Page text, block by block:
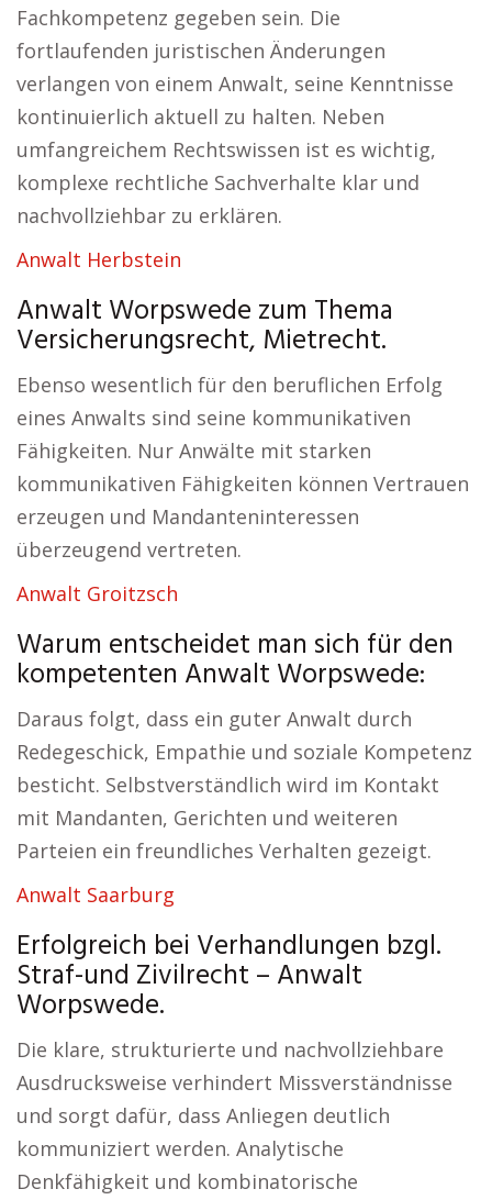
Fachkompetenz gegeben sein. Die
fortlaufenden juristischen Änderungen
verlangen von einem Anwalt, seine Kenntnisse
kontinuierlich aktuell zu halten. Neben
umfangreichem Rechtswissen ist es wichtig,
komplexe rechtliche Sachverhalte klar und
nachvollziehbar zu erklären.
Anwalt Herbstein
Anwalt Worpswede zum Thema
Versicherungsrecht, Mietrecht.
Ebenso wesentlich für den beruflichen Erfolg
eines Anwalts sind seine kommunikativen
Fähigkeiten. Nur Anwälte mit starken
kommunikativen Fähigkeiten können Vertrauen
erzeugen und Mandanteninteressen
überzeugend vertreten.
Anwalt Groitzsch
Warum entscheidet man sich für den
kompetenten Anwalt Worpswede:
Daraus folgt, dass ein guter Anwalt durch
Redegeschick, Empathie und soziale Kompetenz
besticht. Selbstverständlich wird im Kontakt
mit Mandanten, Gerichten und weiteren
Parteien ein freundliches Verhalten gezeigt.
Anwalt Saarburg
Erfolgreich bei Verhandlungen bzgl.
Straf-und Zivilrecht – Anwalt
Worpswede.
Die klare, strukturierte und nachvollziehbare
Ausdrucksweise verhindert Missverständnisse
und sorgt dafür, dass Anliegen deutlich
kommuniziert werden. Analytische
Denkfähigkeit und kombinatorische